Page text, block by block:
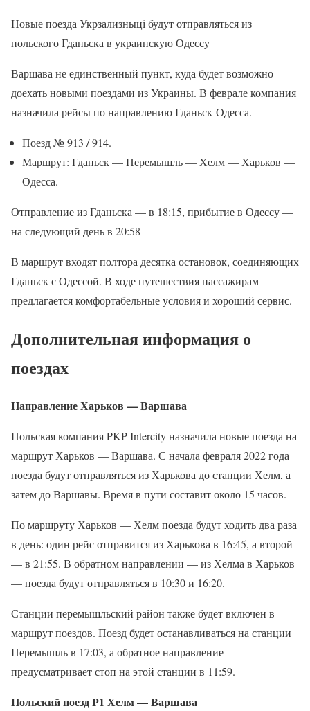
Новые поезда Укрзализныці будут отправляться из
польского Гданьска в украинскую Одессу
Варшава не единственный пункт, куда будет возможно
доехать новыми поездами из Украины. В феврале компания
назначила рейсы по направлению Гданьск-Одесса.
Поезд № 913 / 914.
Маршрут: Гданьск — Перемышль — Хелм — Харьков —
Одесса.
Отправление из Гданьска — в 18:15, прибытие в Одессу —
на следующий день в 20:58
В маршрут входят полтора десятка остановок, соединяющих
Гданьск с Одессой. В ходе путешествия пассажирам
предлагается комфортабельные условия и хороший сервис.
Дополнительная информация о
поездах
Направление Харьков — Варшава
Польская компания PKP Intercity назначила новые поезда на
маршрут Харьков — Варшава. С начала февраля 2022 года
поезда будут отправляться из Харькова до станции Хелм, а
затем до Варшавы. Время в пути составит около 15 часов.
По маршруту Харьков — Хелм поезда будут ходить два раза
в день: один рейс отправится из Харькова в 16:45, а второй
— в 21:55. В обратном направлении — из Хелма в Харьков
— поезда будут отправляться в 10:30 и 16:20.
Станции перемышльский район также будет включен в
маршрут поездов. Поезд будет останавливаться на станции
Перемышль в 17:03, а обратное направление
предусматривает стоп на этой станции в 11:59.
Польский поезд Р1 Хелм — Варшава